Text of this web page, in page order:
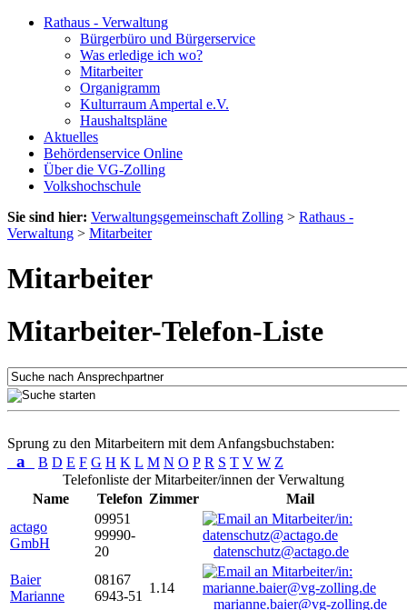
Rathaus - Verwaltung
Bürgerbüro und Bürgerservice
Was erledige ich wo?
Mitarbeiter
Organigramm
Kulturraum Ampertal e.V.
Haushaltspläne
Aktuelles
Behördenservice Online
Über die VG-Zolling
Volkshochschule
Sie sind hier: Verwaltungsgemeinschaft Zolling > Rathaus -
Verwaltung > Mitarbeiter
Mitarbeiter
Mitarbeiter-Telefon-Liste
Sprung zu den Mitarbeitern mit dem Anfangsbuchstaben:
a B D E F G H K L M N O P R S T V W Z
Telefonliste der Mitarbeiter/innen der Verwaltung
Name
Telefon Zimmer
Mail
actago
GmbH
09951
99990-
20
datenschutz@actago.de
Baier
Marianne
08167
6943-51
1.14
marianne.baier@vg-zolling.de